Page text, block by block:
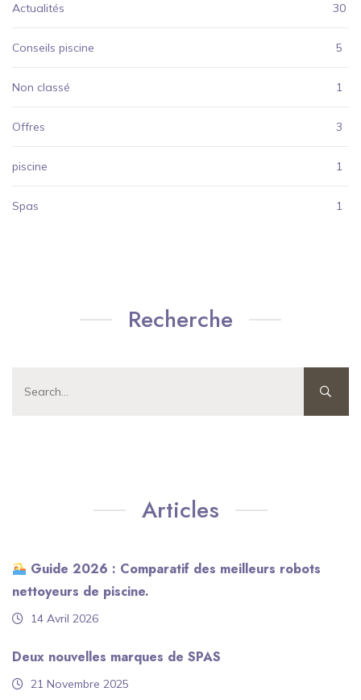
Actualités 30
Conseils piscine 5
Non classé 1
Offres 3
piscine 1
Spas 1
Recherche
Articles
Guide 2026 : Comparatif des meilleurs robots
nettoyeurs de piscine.
14 Avril 2026
Deux nouvelles marques de SPAS
21 Novembre 2025